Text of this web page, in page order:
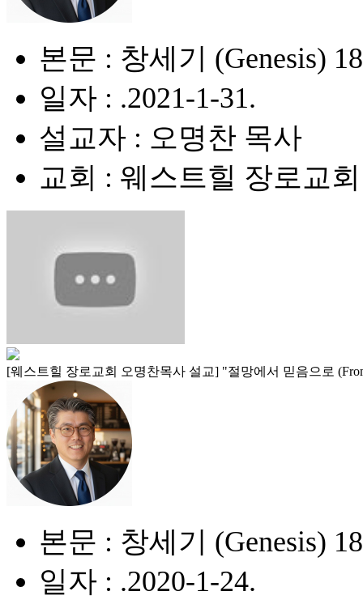
본문 : 창세기 (Genesis)
일자 : .2021-1-31.
설교자 : 오명찬 목사
교회 : 웨스트힐 장로교회
[웨스트힐 장로교회 오명찬목사 설교] "절망에서 믿음으로
본문 : 창세기 (Genesis)
일자 : .2020-1-24.